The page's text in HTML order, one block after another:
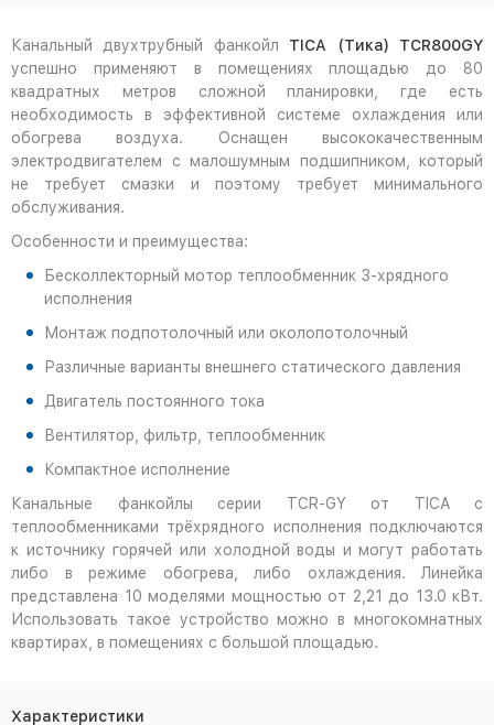
Канальный двухтрубный фанкойл TICA (Тика) TCR800GY
успешно применяют в помещениях площадью до 80
квадратных метров сложной планировки, где есть
необходимость в эффективной системе охлаждения или
обогрева воздуха. Оснащен высококачественным
электродвигателем с малошумным подшипником, который
не требует смазки и поэтому требует минимального
обслуживания.
Особенности и преимущества:
Бесколлекторный мотор теплообменник 3-хрядного
исполнения
Монтаж подпотолочный или околопотолочный
Различные варианты внешнего статического давления
Двигатель постоянного тока
Вентилятор, фильтр, теплообменник
Компактное исполнение
Канальные фанкойлы серии TCR-GY от TICA с
теплообменниками трёхрядного исполнения подключаются
к источнику горячей или холодной воды и могут работать
либо в режиме обогрева, либо охлаждения. Линейка
представлена 10 моделями мощностью от 2,21 до 13.0 кВт.
Использовать такое устройство можно в многокомнатных
квартирах, в помещениях с большой площадью.
Характеристики